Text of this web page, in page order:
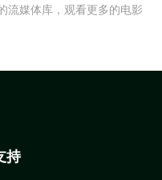
流媒体库，观看更多的电影
持